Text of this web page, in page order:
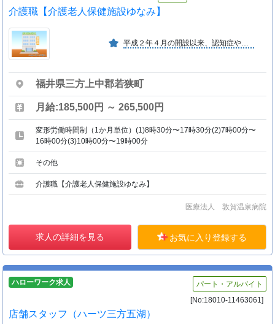
介護職【介護老人保健施設ゆなみ】
平成２年４月の開設以来、認知症や脳血管障害の予防、治療、家族の介護指導や総合的なリハビリテーションに力を入れています。また、認知症疾患医療センターも併設し、地域連携をとっています。
福井県三方上中郡若狭町
月給:185,500円 ～ 265,500円
変形労働時間制（1か月単位）(1)8時30分〜17時30分(2)7時00分〜
16時00分(3)10時00分〜19時00分
その他
介護職【介護老人保健施設ゆなみ】
医療法人 敦賀温泉病院
求人の詳細を見る お気に入り登録する
ハローワーク求人
パート・アルバイト
[No:18010-11463061]
店舗スタッフ（ハーツ三方五湖）